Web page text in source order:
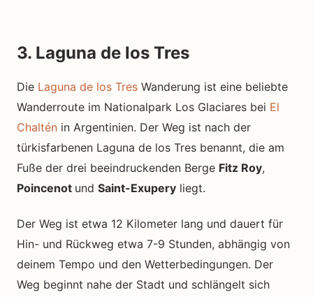
3. Laguna de los Tres
Die Laguna de los Tres Wanderung ist eine beliebte
Wanderroute im Nationalpark Los Glaciares bei El
Chaltén in Argentinien. Der Weg ist nach der
türkisfarbenen Laguna de los Tres benannt, die am
Fuße der drei beeindruckenden Berge Fitz Roy,
Poincenot und Saint-Exupery liegt.
Der Weg ist etwa 12 Kilometer lang und dauert für
Hin- und Rückweg etwa 7-9 Stunden, abhängig von
deinem Tempo und den Wetterbedingungen. Der
Weg beginnt nahe der Stadt und schlängelt sich